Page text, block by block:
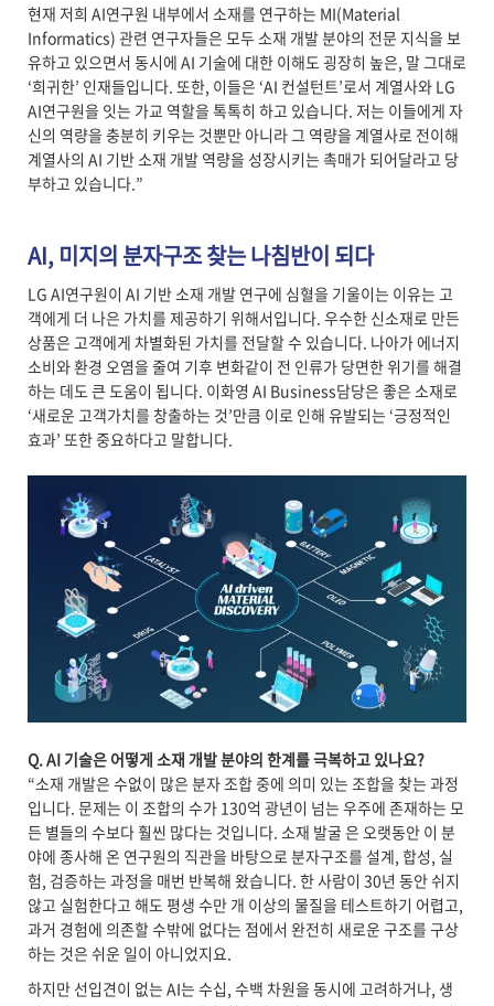
현재 저희 AI연구원 내부에서 소재를 연구하는 MI(Material
Informatics) 관련 연구자들은 모두 소재 개발 분야의 전문 지식을 보
유하고 있으면서 동시에 AI 기술에 대한 이해도 굉장히 높은, 말 그대로
‘희귀한’ 인재들입니다. 또한, 이들은 ‘AI 컨설턴트’로서 계열사와 LG
AI연구원을 잇는 가교 역할을 톡톡히 하고 있습니다. 저는 이들에게 자
신의 역량을 충분히 키우는 것뿐만 아니라 그 역량을 계열사로 전이해
계열사의 AI 기반 소재 개발 역량을 성장시키는 촉매가 되어달라고 당
부하고 있습니다.”
AI, 미지의 분자구조 찾는 나침반이 되다
LG AI연구원이 AI 기반 소재 개발 연구에 심혈을 기울이는 이유는 고
객에게 더 나은 가치를 제공하기 위해서입니다. 우수한 신소재로 만든
상품은 고객에게 차별화된 가치를 전달할 수 있습니다. 나아가 에너지
소비와 환경 오염을 줄여 기후 변화같이 전 인류가 당면한 위기를 해결
하는 데도 큰 도움이 됩니다. 이화영 AI Business담당은 좋은 소재로
‘새로운 고객가치를 창출하는 것’만큼 이로 인해 유발되는 ‘긍정적인
효과’ 또한 중요하다고 말합니다.
Q. AI 기술은 어떻게 소재 개발 분야의 한계를 극복하고 있나요?
“소재 개발은 수없이 많은 분자 조합 중에 의미 있는 조합을 찾는 과정
입니다. 문제는 이 조합의 수가 130억 광년이 넘는 우주에 존재하는 모
든 별들의 수보다 훨씬 많다는 것입니다. 소재 발굴 은 오랫동안 이 분
야에 종사해 온 연구원의 직관을 바탕으로 분자구조를 설계, 합성, 실
험, 검증하는 과정을 매번 반복해 왔습니다. 한 사람이 30년 동안 쉬지
않고 실험한다고 해도 평생 수만 개 이상의 물질을 테스트하기 어렵고,
과거 경험에 의존할 수밖에 없다는 점에서 완전히 새로운 구조를 구상
하는 것은 쉬운 일이 아니었지요.
하지만 선입견이 없는 AI는 수십, 수백 차원을 동시에 고려하거나, 생